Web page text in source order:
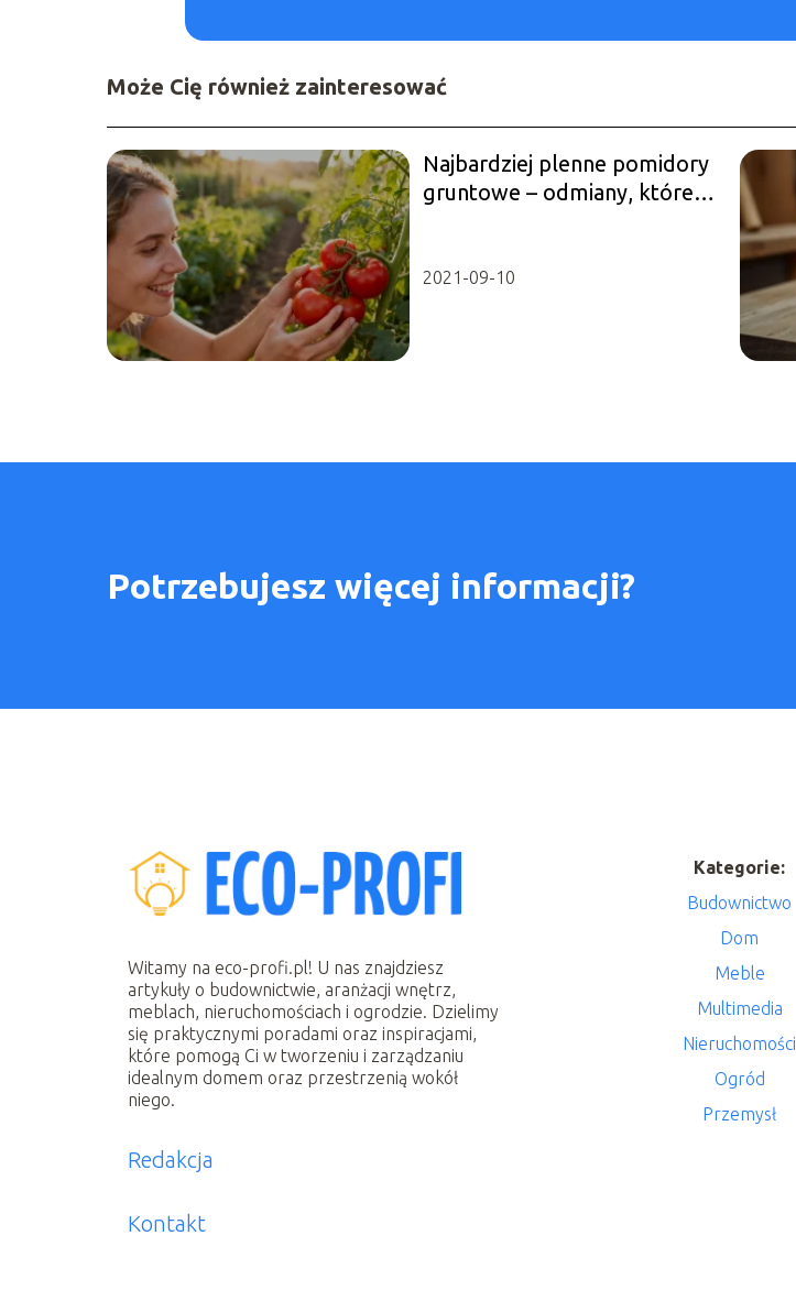
Może Cię również zainteresować
Najbardziej plenne pomidory
gruntowe – odmiany, które
2021-09-10
Potrzebujesz więcej informacji?
Witamy na eco-profi.pl! U nas znajdziesz
artykuły o budownictwie, aranżacji wnętrz,
meblach, nieruchomościach i ogrodzie. Dzielimy
się praktycznymi poradami oraz inspiracjami,
które pomogą Ci w tworzeniu i zarządzaniu
idealnym domem oraz przestrzenią wokół
niego.
Redakcja
Kontakt
Kategorie:
Budownictwo
Dom
Meble
Multimedia
Nieruchomości
Ogród
Przemysł